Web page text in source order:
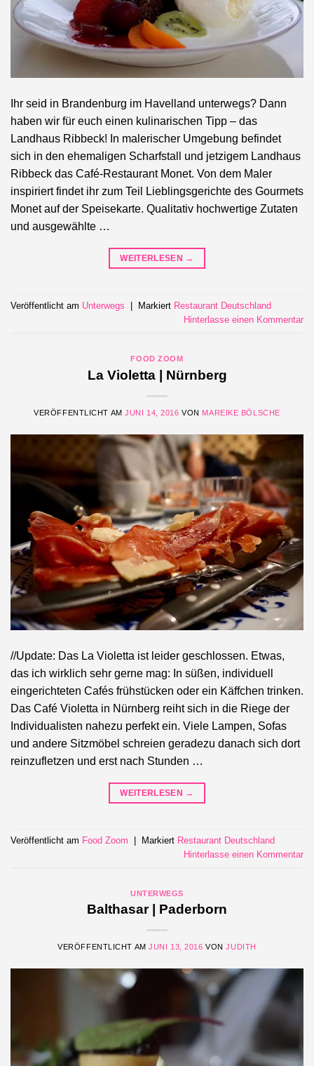
Ihr seid in Brandenburg im Havelland unterwegs? Dann
haben wir für euch einen kulinarischen Tipp – das
Landhaus Ribbeck! In malerischer Umgebung befindet
sich in den ehemaligen Scharfstall und jetzigem Landhaus
Ribbeck das Café-Restaurant Monet. Von dem Maler
inspiriert findet ihr zum Teil Lieblingsgerichte des Gourmets
Monet auf der Speisekarte. Qualitativ hochwertige Zutaten
und ausgewählte …
WEITERLESEN →
Veröffentlicht am Unterwegs Markiert Restaurant Deutschland
Hinterlasse einen Kommentar
FOOD ZOOM
La Violetta | Nürnberg
VERÖFFENTLICHT AMJUNI 14, 2016 VON MAREIKE BÖLSCHE
//Update: Das La Violetta ist leider geschlossen. Etwas,
das ich wirklich sehr gerne mag: In süßen, individuell
eingerichteten Cafés frühstücken oder ein Käffchen trinken.
Das Café Violetta in Nürnberg reiht sich in die Riege der
Individualisten nahezu perfekt ein. Viele Lampen, Sofas
und andere Sitzmöbel schreien geradezu danach sich dort
reinzufletzen und erst nach Stunden …
WEITERLESEN →
Veröffentlicht am Food Zoom Markiert Restaurant Deutschland
Hinterlasse einen Kommentar
UNTERWEGS
Balthasar | Paderborn
VERÖFFENTLICHT AMJUNI 13, 2016 VONJUDITH